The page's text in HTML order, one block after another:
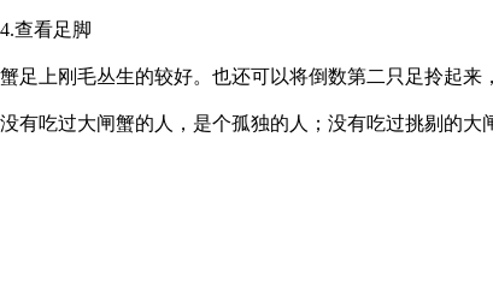
4.查看足脚
蟹足上刚毛丛生的较好。也还可以将倒数第二只足拎起来
没有吃过大闸蟹的人，是个孤独的人；没有吃过挑剔的